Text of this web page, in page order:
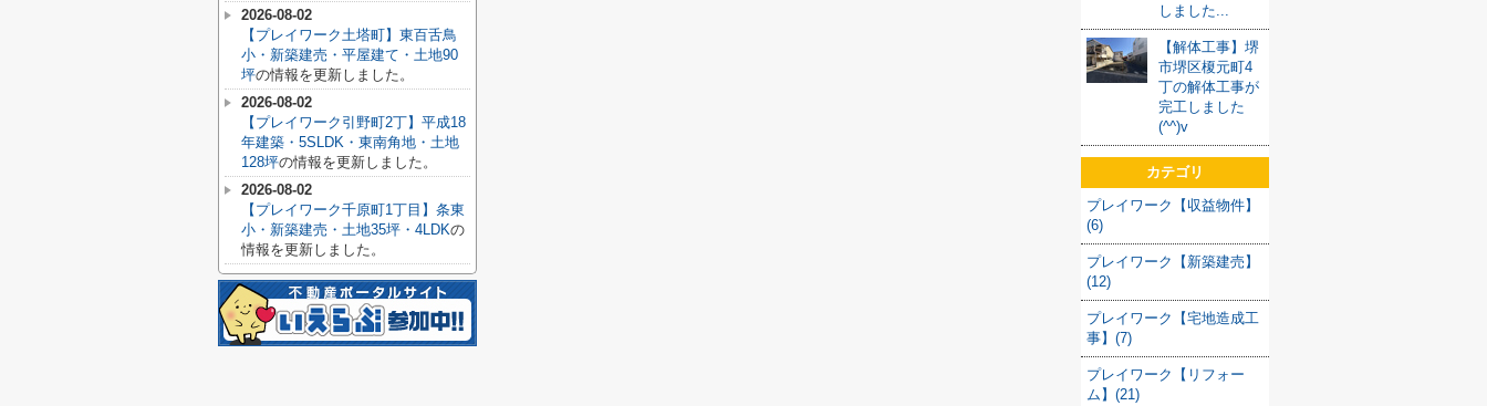
しました...
【解体工事】堺
市堺区榎元町4
丁の解体工事が
完工しました
(^^)v
カテゴリ
プレイワーク【収益物件】
(6)
プレイワーク【新築建売】
(12)
プレイワーク【宅地造成工
事】(7)
プレイワーク【リフォー
ム】(21)
2026-08-02
【プレイワーク土塔町】東百舌鳥
小・新築建売・平屋建て・土地90
坪の情報を更新しました。
2026-08-02
【プレイワーク引野町2丁】平成18
年建築・5SLDK・東南角地・土地
128坪の情報を更新しました。
2026-08-02
【プレイワーク千原町1丁目】条東
小・新築建売・土地35坪・4LDKの
情報を更新しました。